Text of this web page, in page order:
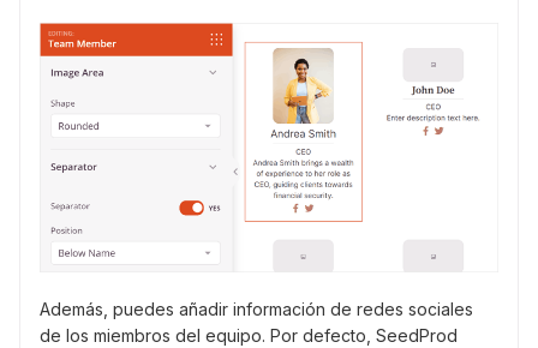
Además, puedes añadir información de redes sociales
de los miembros del equipo. Por defecto, SeedProd